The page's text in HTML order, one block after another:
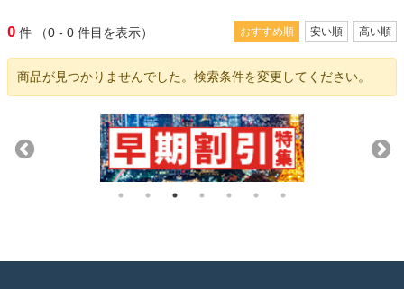
0 件 （0 - 0 件目を表示） おすすめ順 安い順 高い順
商品が見つかりませんでした。検索条件を変更してください。